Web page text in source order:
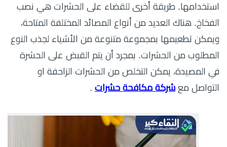
استخدامها. طريقة أخرى للقضاء على الحشرات هي نصب
الفخاخ. هناك العديد من أنواع المصائد المختلفة المتاحة،
ويمكن تطعيمها بمجموعة متنوعة من الأشياء لجذب النوع
المطلوب من الحشرات. بمجرد أن يتم القبض على الحشرة
في المصيدة، يمكن التخلص من الحشرات الزاحفة او
التواصل مع شركة مكافحة حشرات .